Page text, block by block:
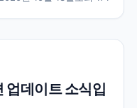
된 바는 없지만 캐나
학생들을 슬슬 받으려
업데이트 소식입